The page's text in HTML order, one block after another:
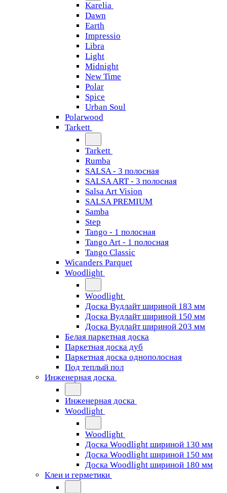
Karelia
Dawn
Earth
Impressio
Libra
Light
Midnight
New Time
Polar
Spice
Urban Soul
Polarwood
Tarkett
Tarkett
Rumba
SALSA - 3 полосная
SALSA ART - 3 полосная
Salsa Art Vision
SALSA PREMIUM
Samba
Step
Tango - 1 полосная
Tango Art - 1 полосная
Tango Classiс
Wicanders Parquet
Woodlight
Woodlight
Доска Вудлайт шириной 183 мм
Доска Вудлайт шириной 150 мм
Доска Вудлайт шириной 203 мм
Белая паркетная доска
Паркетная доска дуб
Паркетная доска однополосная
Под теплый пол
Инженерная доска
Инженерная доска
Woodlight
Woodlight
Доска Woodlight шириной 130 мм
Доска Woodlight шириной 150 мм
Доска Woodlight шириной 180 мм
Клеи и герметики